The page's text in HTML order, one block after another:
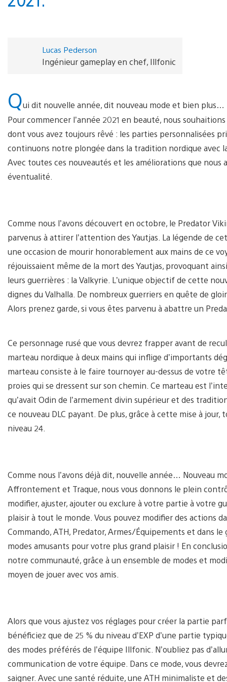
Lucas Pederson
Ingénieur gameplay en chef, Illfonic
Qui dit nouvelle année, dit nouveau mode et bien plus…
Pour commencer l’année 2021 en beauté, nous
dont vous avez toujours rêvé : les parties personnalisées
continuons notre plongée dans la tradition nordique avec
Avec toutes ces nouveautés et les améliorations que nous
éventualité.
Comme nous l’avons découvert en octobre, le Predator
parvenus à attirer l’attention des Yautjas. La légende de
une occasion de mourir honorablement aux mains de ce
réjouissaient même de la mort des Yautjas, provoquant
leurs guerrières : la Valkyrie. L’unique objectif de cette
dignes du Valhalla. De nombreux guerriers en quête de
Alors prenez garde, si vous êtes parvenu à abattre un
Ce personnage rusé que vous devrez frapper avant de
marteau nordique à deux mains qui inflige d’importants
marteau consiste à le faire tournoyer au-dessus de votre
proies qui se dressent sur son chemin. Ce marteau est
qu’avait Odin de l’armement divin supérieur et des
ce nouveau DLC payant. De plus, grâce à cette mise à
niveau 24.
Comme nous l’avons déjà dit, nouvelle année… Nouveau
Affrontement et Traque, nous vous donnons le plein
modifier, ajuster, ajouter ou exclure à votre partie à votre
plaisir à tout le monde. Vous pouvez modifier des actions
Commando, ATH, Predator, Armes/Équipements et dans
modes amusants pour votre plus grand plaisir ! En
notre communauté, grâce à un ensemble de modes et
moyen de jouer avec vos amis.
Alors que vous ajustez vos réglages pour créer la partie
bénéficiez que de 25 % du niveau d’EXP d’une partie
des modes préférés de l’équipe Illfonic. N’oubliez pas
communication de votre équipe. Dans ce mode, vous
saigner. Avec une santé réduite, une ATH minimaliste et